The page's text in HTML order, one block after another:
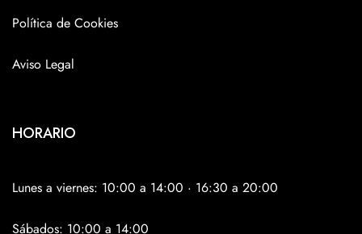
Política de Cookies
Aviso Legal
HORARIO
Lunes a viernes: 10:00 a 14:00 · 16:30 a 20:00
Sábados: 10:00 a 14:00